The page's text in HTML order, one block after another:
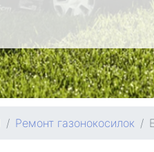
Ремонт газонокосилок